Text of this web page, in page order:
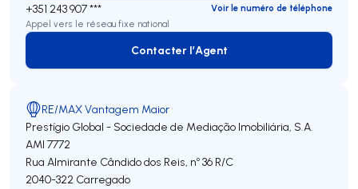
+351 243 907 ***
Voir le numéro de téléphone
Appel vers le réseau fixe national
Contacter l’Agent
Contacter l’Agent
RE/MAX Vantagem Maior
Prestígio Global - Sociedade de Mediação Imobiliária, S.A.
AMI 7772
Rua Almirante Cândido dos Reis, nº 36 R/C
2040-322 Carregado